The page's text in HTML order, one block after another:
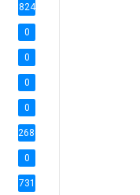
824
0
0
0
0
2686
0
731